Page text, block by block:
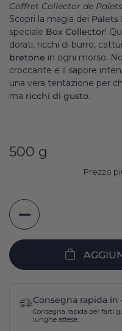
Coffret Collector de
Scopri la magia dei Palets
speciale Box Collector!
dorati, ricchi di burro,
bretone in ogni morso.
croccante e il sapore
una vera tentazione per
ma ricchi di gusto.
500 g
Prezzo
Quantità
Consegna rapida in
Consegna rapida per farti
lunghe attese.